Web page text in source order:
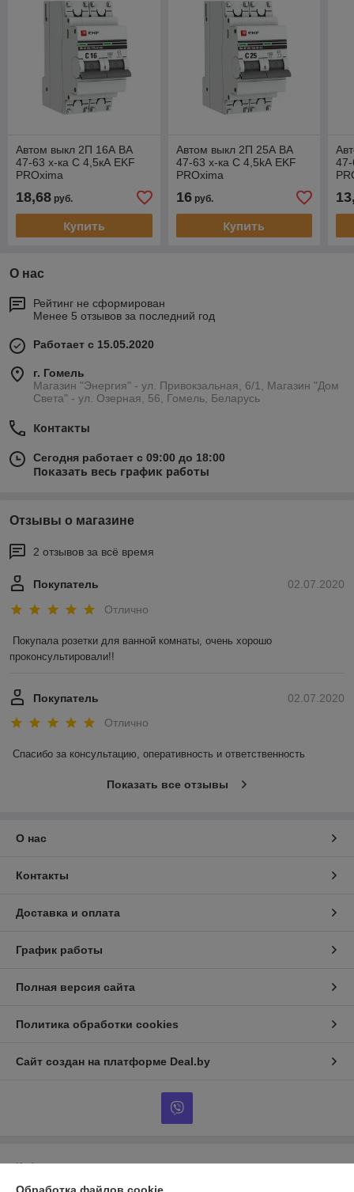
Автом выкл 2П 16А ВА
47-63 х-ка С 4,5кА EKF
PROxima
18,68 руб.
Купить
Автом выкл 2П 25А ВА
47-63 х-ка С 4,5kА EKF
PROxima
16руб.
Купить
О нас
Рейтинг не сформирован
Менее 5 отзывов за последний год
Работает с 15.05.2020
г. Гомель
Магазин "Энергия" - ул. Привокзальная, 6/1, Магазин "Дом
Света" - ул. Озерная, 56, Гомель, Беларусь
Контакты
Сегодня работает с 09:00 до 18:00
Показать весь график работы
Отзывы о магазине
2 отзывов за всё время
02.07.2020
Покупатель
Отлично
Покупала розетки для ванной комнаты, очень хорошо
проконсультировали!!
02.07.2020
Покупатель
Отлично
Спасибо за консультацию, оперативность и ответственность
Показать все отзывы
О нас
Контакты
Доставка и оплата
График работы
Полная версия сайта
Политика обработки cookies
Сайт создан на платформе Deal.by
Информация для покупателя